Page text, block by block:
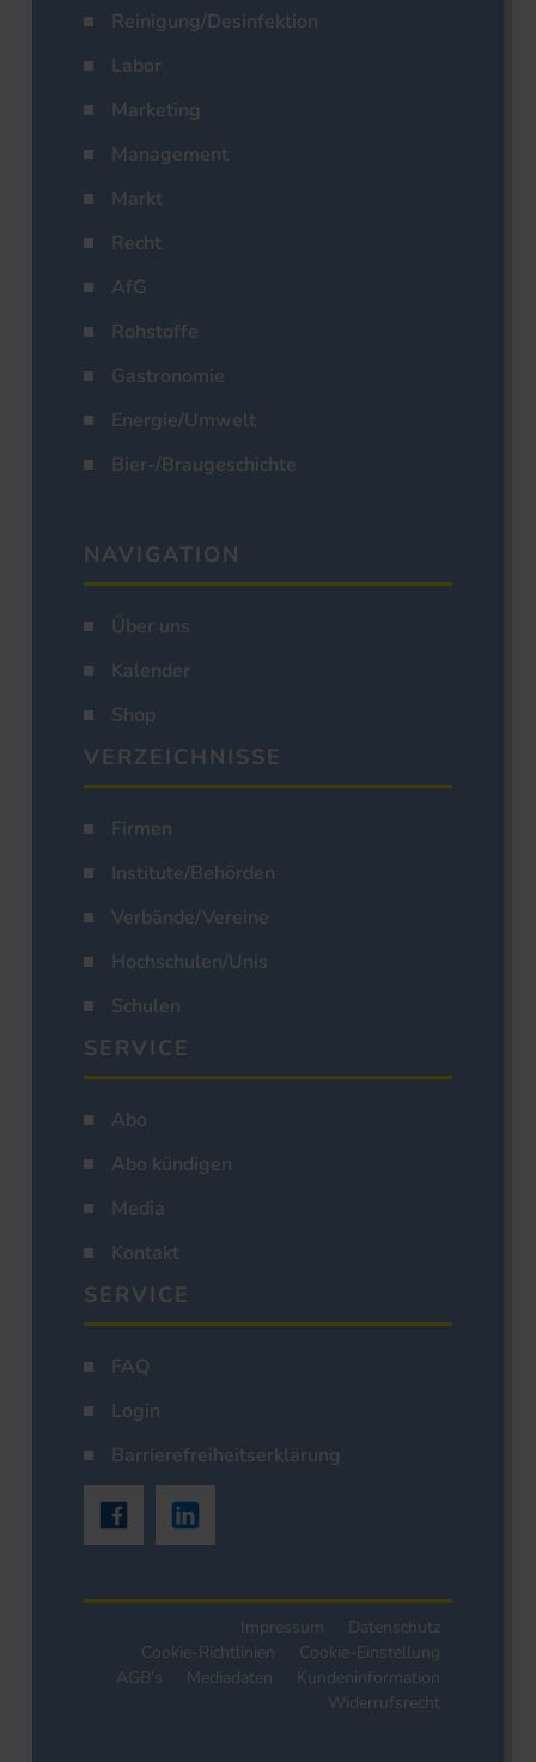
Reinigung/Desinfektion
Labor
Marketing
Management
Markt
Recht
AfG
Rohstoffe
Gastronomie
Energie/Umwelt
Bier-/Braugeschichte
NAVIGATION
Über uns
Kalender
Shop
VERZEICHNISSE
Firmen
Institute/Behörden
Verbände/Vereine
Hochschulen/Unis
Schulen
SERVICE
Abo
Abo kündigen
Media
Kontakt
SERVICE
FAQ
Login
Barrierefreiheitserklärung
Impressum
Datenschutz
Cookie-Richtlinien
Cookie-Einstellung
AGB's
Mediadaten
Kundeninformation
Widerrufsrecht